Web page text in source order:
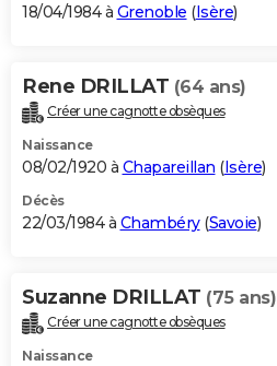
18/04/1984 à Grenoble (Isère)
Rene DRILLAT (64 ans)
Créer une cagnotte obsèques
Naissance
08/02/1920 à Chapareillan (Isère)
Décès
22/03/1984 à Chambéry(Savoie)
Suzanne DRILLAT (75 ans)
Créer une cagnotte obsèques
Naissance